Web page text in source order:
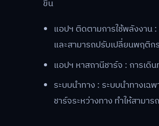
ขึ้น
แอปฯ ติดตามการใช้พลังงาน
และสามารถปรับเปลี่ยนพฤติก
แอปฯ หาสถานีชาร์จ : การเดิ
ระบบนำทาง : ระบบนำทางเ
ชาร์จระหว่างทาง ทำให้สามา